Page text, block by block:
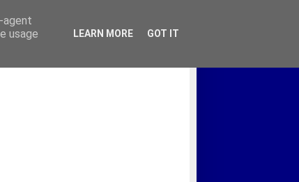
agent
usage
LEARN MORE GOT IT